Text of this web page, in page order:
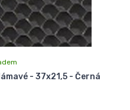
- 37x21,5 - Černá